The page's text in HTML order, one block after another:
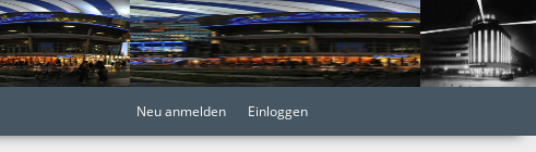
Neu anmelden Einloggen